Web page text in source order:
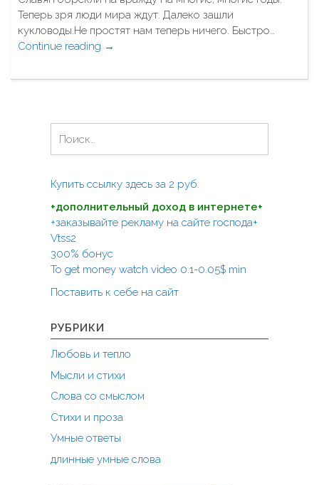
О
п
я
"
л
е
т
н
й
"
Теперь зря люди мира ждут. Далеко зашли
кукловоды.Не простят нам теперь ничего. Быстро…
Continue reading "
л
я
о
р
е
к
и
н
в
д
у
→
т
:
Купить ссылку здесь за 2 руб.
+дополнительный доход в интернете+
+заказывайте рекламу на сайте господа+
Vtss2
300% бонус
To get money watch video 0.1-0.05$ min
Поставить к себе на сайт
РУБРИКИ
Любовь и тепло
Мысли и стихи
Слова со смыслом
Стихи и проза
Умные ответы
длинные умные слова